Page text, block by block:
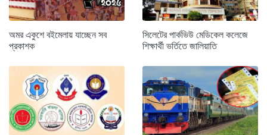
অমর একুশে বইমেলায় যাচ্ছেন সব
প্রকাশক
সিলেটের পার্কভিউ মেডিকেল কলেজে
শিক্ষার্থী ভর্তিতে জালিয়াতি